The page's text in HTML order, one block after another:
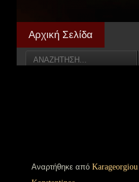
Αρχική Σελίδα
Αναρτήθηκε από Karageorgiou